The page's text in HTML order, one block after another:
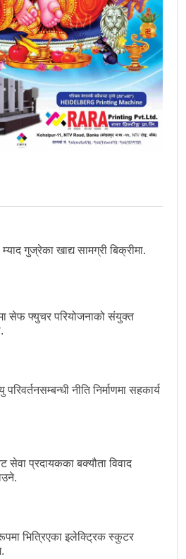
गुज्रेका खाद्य सामग्री बिक्रीमा.
सेफ फ्युचर परियोजनाको संयुक्त
नीति निर्माणमा सहकार्य
सेवा प्रदायकका बक्यौता विवाद
भित्रिएका इलेक्ट्रिक स्कुटर